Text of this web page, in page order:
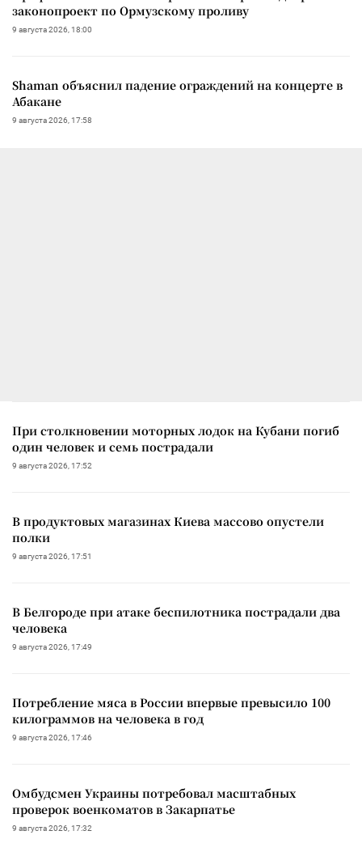
законопроект по Ормузскому проливу
9 августа 2026, 18:00
Shaman объяснил падение ограждений на концерте в
Абакане
9 августа 2026, 17:58
При столкновении моторных лодок на Кубани погиб
один человек и семь пострадали
9 августа 2026, 17:52
В продуктовых магазинах Киева массово опустели
полки
9 августа 2026, 17:51
В Белгороде при атаке беспилотника пострадали два
человека
9 августа 2026, 17:49
Потребление мяса в России впервые превысило 100
килограммов на человека в год
9 августа 2026, 17:46
Омбудсмен Украины потребовал масштабных
проверок военкоматов в Закарпатье
9 августа 2026, 17:32